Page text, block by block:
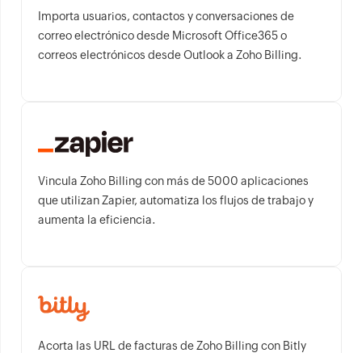
Importa usuarios, contactos y conversaciones de
correo electrónico desde Microsoft Office365 o
correos electrónicos desde Outlook a Zoho Billing.
Vincula Zoho Billing con más de 5000 aplicaciones
que utilizan Zapier, automatiza los flujos de trabajo y
aumenta la eficiencia.
Acorta las URL de facturas de Zoho Billing con Bitly